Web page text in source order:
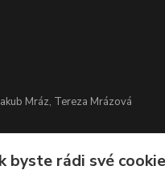
Mráz, Tereza Mrázová
byste rádi své